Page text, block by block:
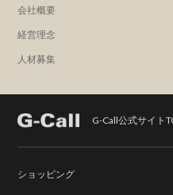
会社概要
経営理念
人材募集
G-Call公式サイト
ショッピング